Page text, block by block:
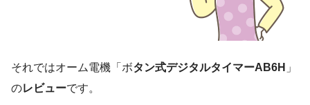
それではオーム電機「ボタン式デジタルタイマーAB6H 」
のレビューです。